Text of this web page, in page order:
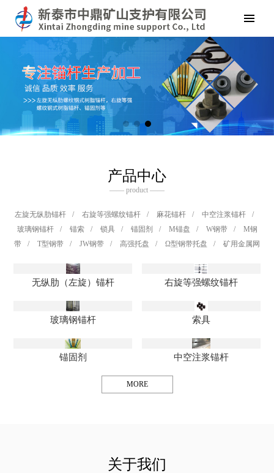
产品中心
—— product ——
左旋无纵肋锚杆 / 右旋等强螺纹锚杆 / 麻花锚杆 / 中空注浆锚杆
/
玻璃钢锚杆
/ 锚索 / 锁具 / 锚固剂 / M锚盘 / W钢带 /
M钢
带
/ T型钢带 / JW钢带 / 高强托盘 / Ω型钢带托盘 / 矿用金属网
无纵肋（左旋）锚杆 右旋等强螺纹锚杆
玻璃钢锚杆 索具
锚固剂 中空注浆锚杆
MORE
关于我们